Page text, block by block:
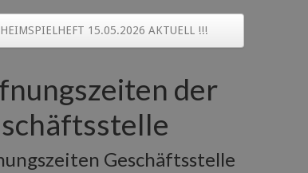
HEIMSPIELHEFT 15.05.2026 AKTUELL !!!
der
Geschäftsstelle